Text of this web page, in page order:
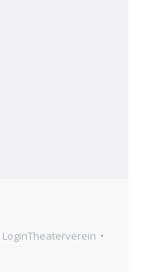
LoginTheaterverein